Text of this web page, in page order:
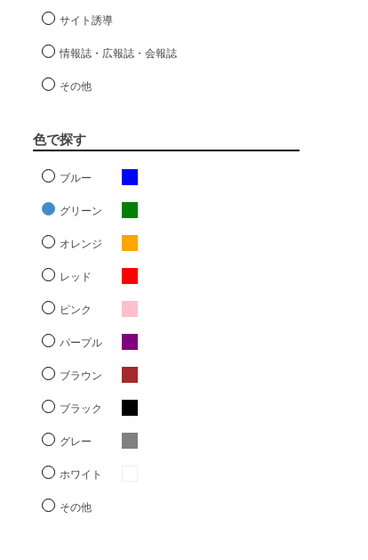
サイト誘導
情報誌・広報誌・会報誌
その他
色で探す
ブルー
グリーン
オレンジ
レッド
ピンク
パープル
ブラウン
ブラック
グレー
ホワイト
その他